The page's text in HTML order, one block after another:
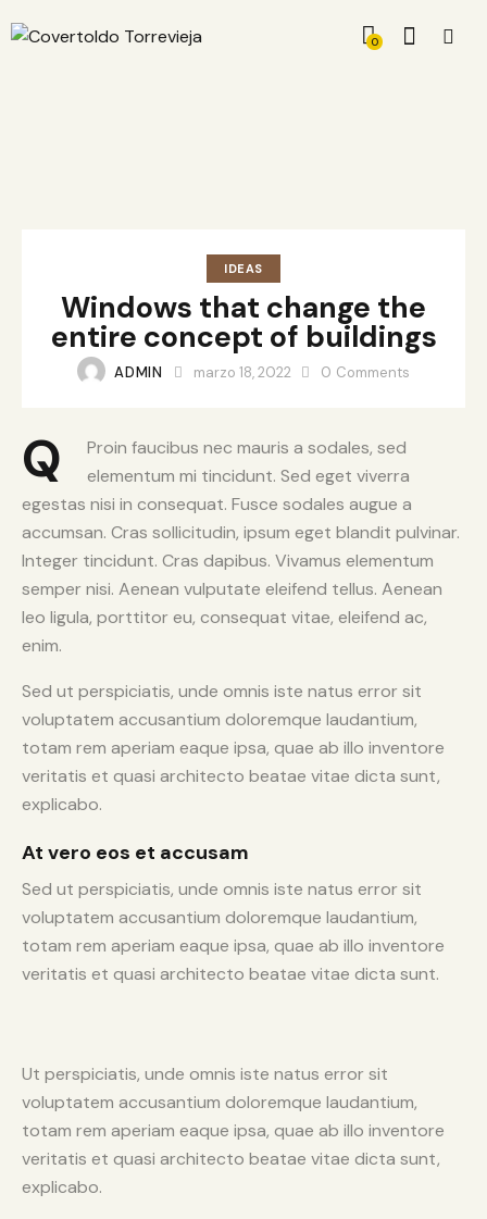
0
IDEAS
Windows that change the
entire concept of buildings
ADMIN marzo 18, 2022 0 Comments
Q
Proin faucibus nec mauris a sodales, sed
elementum mi tincidunt. Sed eget viverra
egestas nisi in consequat. Fusce sodales augue a
accumsan. Cras sollicitudin, ipsum eget blandit pulvinar.
Integer tincidunt. Cras dapibus. Vivamus elementum
semper nisi. Aenean vulputate eleifend tellus. Aenean
leo ligula, porttitor eu, consequat vitae, eleifend ac,
enim.
Sed ut perspiciatis, unde omnis iste natus error sit
voluptatem accusantium doloremque laudantium,
totam rem aperiam eaque ipsa, quae ab illo inventore
veritatis et quasi architecto beatae vitae dicta sunt,
explicabo.
At vero eos et accusam
Sed ut perspiciatis, unde omnis iste natus error sit
voluptatem accusantium doloremque laudantium,
totam rem aperiam eaque ipsa, quae ab illo inventore
veritatis et quasi architecto beatae vitae dicta sunt.
Ut perspiciatis, unde omnis iste natus error sit
voluptatem accusantium doloremque laudantium,
totam rem aperiam eaque ipsa, quae ab illo inventore
veritatis et quasi architecto beatae vitae dicta sunt,
explicabo.